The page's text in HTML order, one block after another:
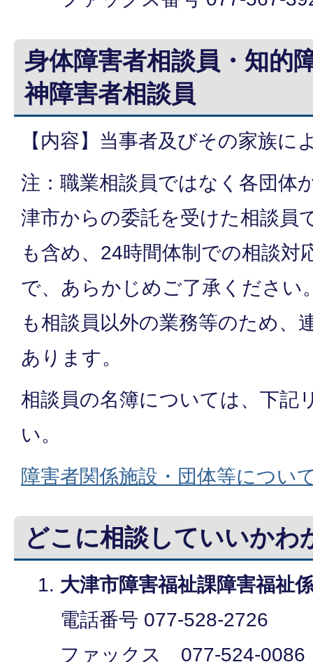
身体障害者相談員・知的
神障害者相談員
【内容】当事者及びその家族に
注：職業相談員ではなく各団体
津市からの委託を受けた相談員
も含め、24時間体制での相談対
で、あらかじめご了承ください
も相談員以外の業務等のため、
あります。
相談員の名簿については、下記
い。
障害者関係施設・団体等につい
どこに相談していいかわ
大津市障害福祉課障害福祉
電話番号 077-528-2726
ファックス 077-524-0086